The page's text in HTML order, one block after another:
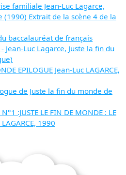
familiale Jean-Luc Lagarce,
(1990) Extrait de la scène 4 de la
baccalauréat de français
Jean-Luc Lagarce, Juste la fin du
EPILOGUE Jean-Luc LAGARCE,
de Juste la fin du monde de
N°1 :JUSTE LE FIN DE MONDE : LE
1990